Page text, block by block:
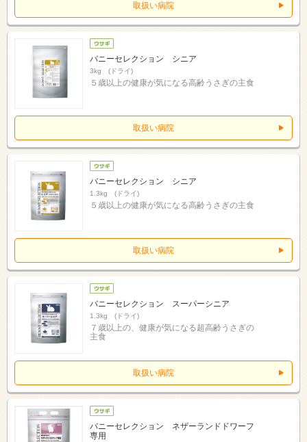
取扱い病院
バニーセレクション シニア
3kg (ドライ)
５歳以上の健康が気になる高齢うさぎの主食
取扱い病院
バニーセレクション シニア
1.3kg (ドライ)
５歳以上の健康が気になる高齢うさぎの主食
取扱い病院
バニーセレクション スーパーシニア
1.3kg (ドライ)
７歳以上の、健康が気になる超高齢うさぎの
主食
取扱い病院
バニーセレクション ネザーランドドワーフ
専用